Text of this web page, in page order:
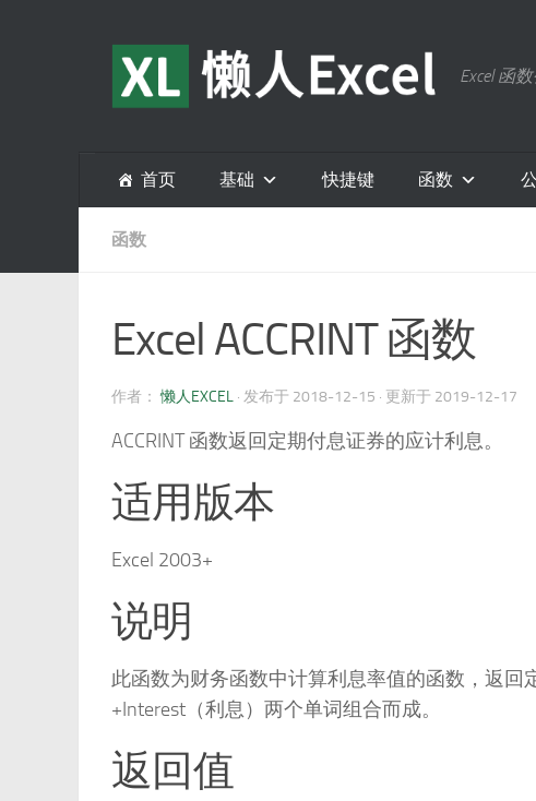
Excel 函
首页 基础 快捷键 函数
函数
Excel ACCRINT 函数
作者：懒人EXCEL · 发布于 2018-12-15 · 更新于 2019-12-17
ACCRINT 函数返回定期付息证券的应计利息。
适用版本
Excel 2003+
说明
此函数为财务函数中计算利息率值的函数，返回
+Interest（利息）两个单词组合而成。
返回值